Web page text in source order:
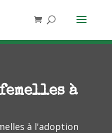
à
à l'adoption